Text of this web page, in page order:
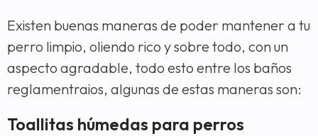
Existen buenas maneras de poder mantener a tu
perro limpio, oliendo rico y sobre todo, con un
aspecto agradable, todo esto entre los baños
reglamentraios, algunas de estas maneras son:
Toallitas húmedas para perros